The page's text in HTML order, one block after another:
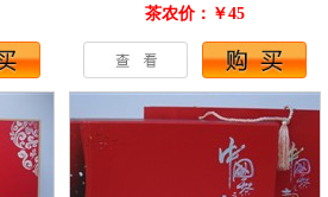
茶农价：￥45